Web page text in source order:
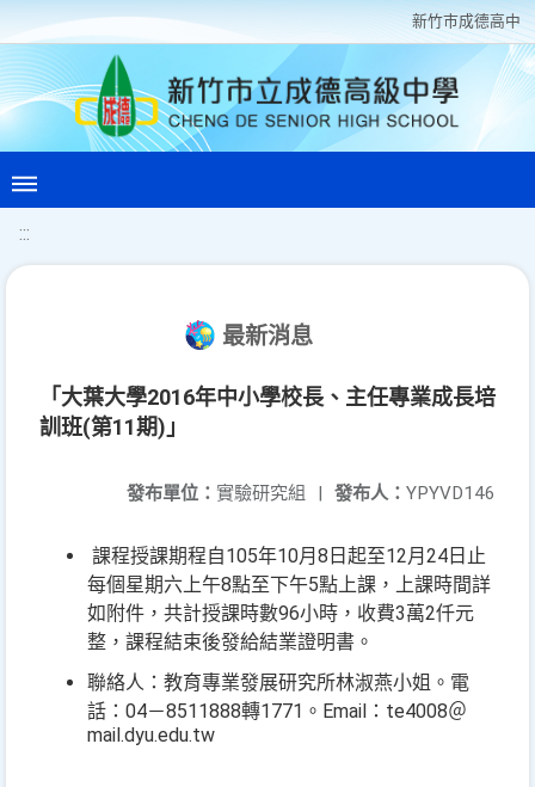
新竹巿成德高中
:::
最新消息
「大葉大學2016年中小學校長、主任專業成長培
訓班(第11期)」
發布人： YPYVD146
發布單位： 實驗研究組 |
課程授課期程自105年10月8日起至12月24日止
每個星期六上午8點至下午5點上課，上課時間詳
如附件，共計授課時數96小時，收費3萬2仟元
整，課程結束後發給結業證明書。
聯絡人：教育專業發展研究所林淑燕小姐。電
話：04－8511888轉1771。Email：te4008＠
mail.dyu.edu.tw